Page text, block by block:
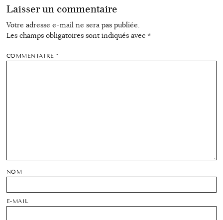
Laisser un commentaire
Votre adresse e-mail ne sera pas publiée.
Les champs obligatoires sont indiqués avec *
COMMENTAIRE*
NOM
E-MAIL